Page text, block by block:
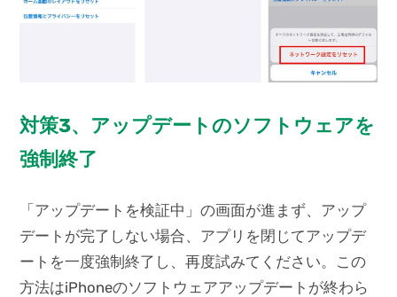
対策3、アップデートのソフトウェアを
強制終了
「アップデートを検証中」の画面が進まず、アップ
デートが完了しない場合、アプリを閉じてアップデ
ートを一度強制終了し、再度試みてください。この
方法はiPhoneのソフトウェアアップデートが終わら